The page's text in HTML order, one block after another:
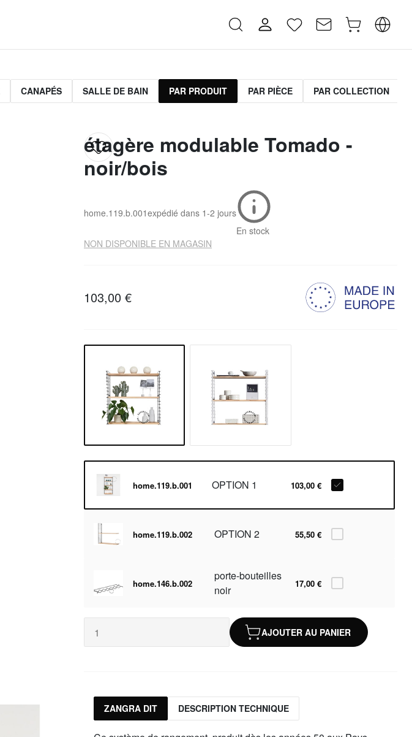
CANAPÉS SALLE DE BAIN PAR PRODUIT PAR PIÈCE PAR COLLECTION
étagère modulable Tomado -
noir/bois
home.119.b.001expédié dans 1-2 jours
En stock
NON DISPONIBLE EN MAGASIN
103,00 €
home.119.b.001 OPTION 1 103,00 €
home.119.b.002 OPTION 2 55,50 €
home.146.b.002
porte-bouteilles
noir
17,00 €
AJOUTER AU PANIER
ZANGRA DIT DESCRIPTION TECHNIQUE